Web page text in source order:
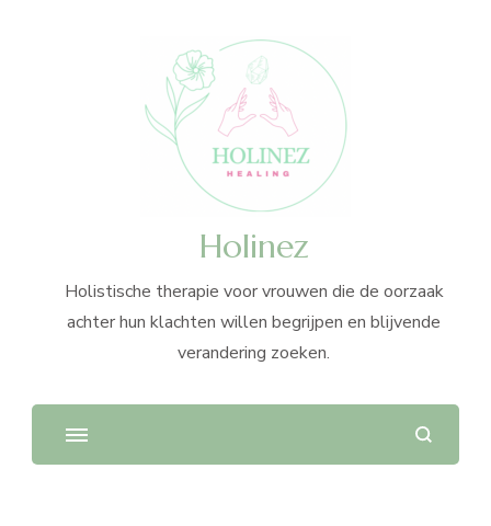
Holinez
Holistische therapie voor vrouwen die de oorzaak
achter hun klachten willen begrijpen en blijvende
verandering zoeken.